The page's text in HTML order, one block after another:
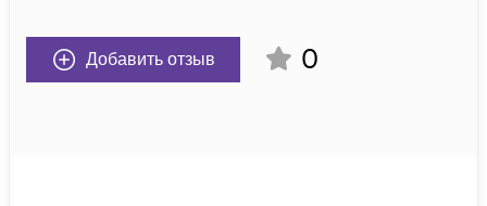
Добавить отзыв 0